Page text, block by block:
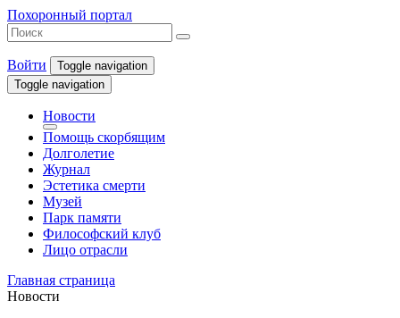
Похоронный портал
Войти
Toggle navigation
Toggle navigation
Новости
Помощь скорбящим
Долголетие
Журнал
Эстетика смерти
Музей
Парк памяти
Философский клуб
Лицо отрасли
Главная страница
Новости